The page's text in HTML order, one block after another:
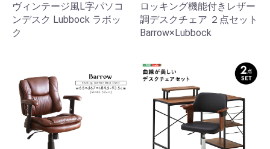
ヴィンテージ風L字パソコ
ンデスク Lubbock ラボッ
ク
ロッキング機能付きレザー
調デスクチェア ２点セット
Barrow×Lubbock